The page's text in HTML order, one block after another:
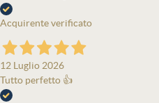
Acquirente verificato
12 Luglio 2026
Tutto perfetto 👍